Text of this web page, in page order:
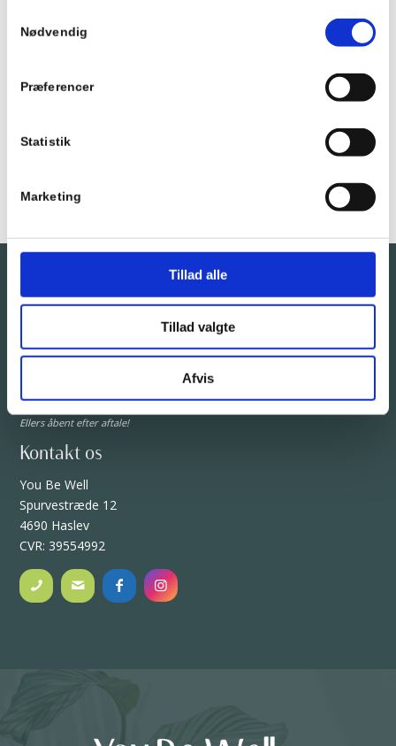
Nødvendig
Præferencer
Statistik
Marketing
Tillad alle
Tillad valgte
Afvis
Åbningstider
Mandag – Torsdag: 08:00 – 16:00
Fredag: 08:00 – 15:00
Ellers åbent efter aftale!
Kontakt os
You Be Well
Spurvestræde 12
4690 Haslev
CVR: 39554992